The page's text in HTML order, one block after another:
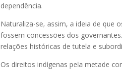
dependência.
Naturaliza-se, assim, a ideia de que
fossem concessões dos
relações históricas de tutela e
Os direitos indígenas pela metade